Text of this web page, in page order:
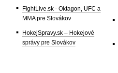
FightLive.sk - Oktagon, UFC a
MMA pre Slovákov
HokejSpravy.sk – Hokejové
správy pre Slovákov